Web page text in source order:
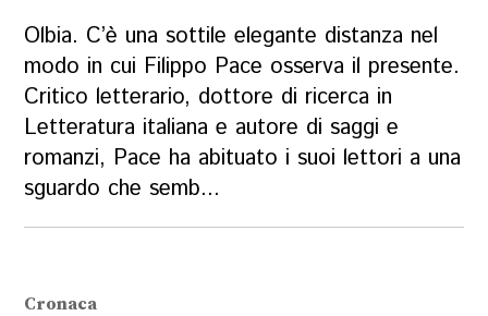
Olbia. C’è una sottile elegante distanza nel
modo in cui Filippo Pace osserva il presente.
Critico letterario, dottore di ricerca in
Letteratura italiana e autore di saggi e
romanzi, Pace ha abituato i suoi lettori a una
sguardo che semb...
Cronaca